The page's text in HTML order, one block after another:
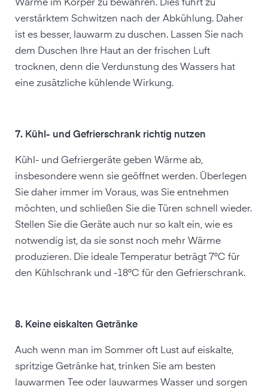
Wärme im Körper zu bewahren. Dies führt zu
verstärktem Schwitzen nach der Abkühlung. Daher
ist es besser, lauwarm zu duschen. Lassen Sie nach
dem Duschen Ihre Haut an der frischen Luft
trocknen, denn die Verdunstung des Wassers hat
eine zusätzliche kühlende Wirkung.
7. Kühl- und Gefrierschrank richtig nutzen
Kühl- und Gefriergeräte geben Wärme ab,
insbesondere wenn sie geöffnet werden. Überlegen
Sie daher immer im Voraus, was Sie entnehmen
möchten, und schließen Sie die Türen schnell wieder.
Stellen Sie die Geräte auch nur so kalt ein, wie es
notwendig ist, da sie sonst noch mehr Wärme
produzieren. Die ideale Temperatur beträgt 7°C für
den Kühlschrank und -18°C für den Gefrierschrank.
8. Keine eiskalten Getränke
Auch wenn man im Sommer oft Lust auf eiskalte,
spritzige Getränke hat, trinken Sie am besten
lauwarmen Tee oder lauwarmes Wasser und sorgen